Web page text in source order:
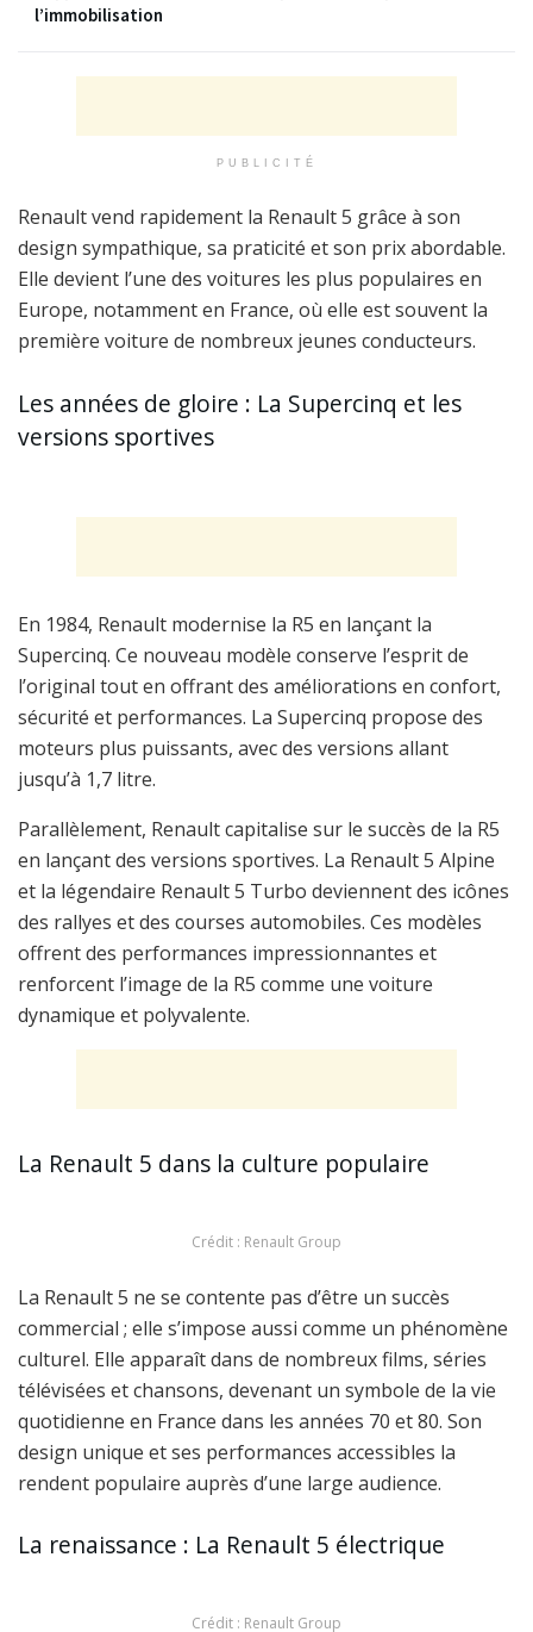
l’immobilisation
PUBLICITÉ
Renault vend rapidement la Renault 5 grâce à son
design sympathique, sa praticité et son prix abordable.
Elle devient l’une des voitures les plus populaires en
Europe, notamment en France, où elle est souvent la
première voiture de nombreux jeunes conducteurs.
Les années de gloire : La Supercinq et les
versions sportives
En 1984, Renault modernise la R5 en lançant la
Supercinq. Ce nouveau modèle conserve l’esprit de
l’original tout en offrant des améliorations en confort,
sécurité et performances. La Supercinq propose des
moteurs plus puissants, avec des versions allant
jusqu’à 1,7 litre.
Parallèlement, Renault capitalise sur le succès de la R5
en lançant des versions sportives. La Renault 5 Alpine
et la légendaire Renault 5 Turbo deviennent des icônes
des rallyes et des courses automobiles. Ces modèles
offrent des performances impressionnantes et
renforcent l’image de la R5 comme une voiture
dynamique et polyvalente.
La Renault 5 dans la culture populaire
Crédit : Renault Group
La Renault 5 ne se contente pas d’être un succès
commercial ; elle s’impose aussi comme un phénomène
culturel. Elle apparaît dans de nombreux films, séries
télévisées et chansons, devenant un symbole de la vie
quotidienne en France dans les années 70 et 80. Son
design unique et ses performances accessibles la
rendent populaire auprès d’une large audience.
La renaissance : La Renault 5 électrique
Crédit : Renault Group